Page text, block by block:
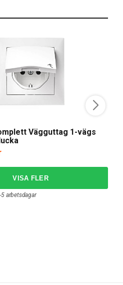
Vägguttag 1-vägs
arbetsdagar